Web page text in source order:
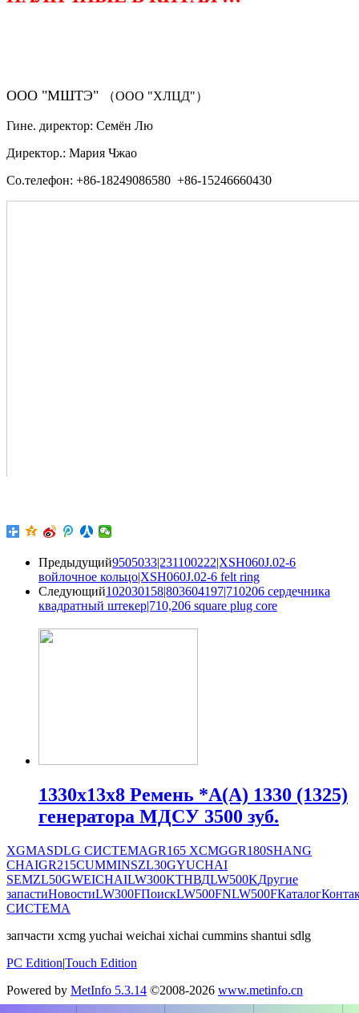
ООО "МШТЭ" （ООО "ХЛЦД"）
Гине. директор: Семён Лю
Директор.: Мария Чжао
Со.телефон: +86-18249086580 +86-15246660430
Предыдущий9505033|231100222|XSH060J.02-6
войлочное кольцо|XSH060J.02-6 felt ring
Следующий102030158|803604197|710206 сердечника
квадратный штекер|710,206 square plug core
1330х13х8 Ремень *A(А) 1330 (1325)
генератора МДСУ 3500 зуб.
XGMASDLG СИСТЕМАGR165 XCMGGR180SHANG
CHAIGR215CUMMINSZL30GYUCHAI
SEMZL50GWEICHAILW300KТНВДLW500KДругие
запастиНовостиLW300FПоискLW500FNLW500FКаталог
СИСТЕМА
запчасти xcmg yuchai weichai xichai cummins shantui sdlg
PC Edition|Touch Edition
Powered by MetInfo 5.3.14 ©2008-2026 www.metinfo.cn